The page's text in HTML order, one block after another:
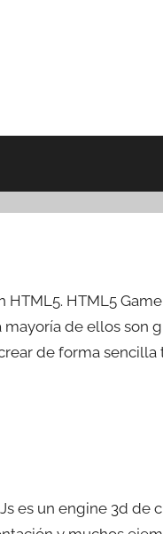
HTML5
de ellos son
de forma sencilla
es un engine 3d de